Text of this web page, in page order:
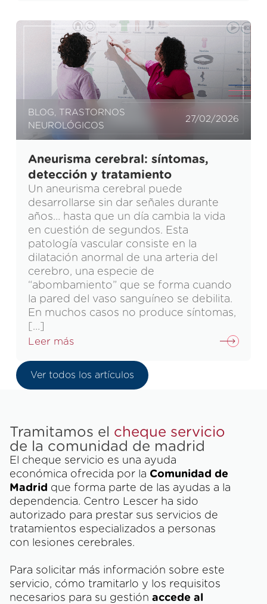
BLOG
TRASTORNOS
NEUROLÓGICOS
27/02/2026
Aneurisma cerebral: síntomas,
detección y tratamiento
Un aneurisma cerebral puede
desarrollarse sin dar señales durante
años… hasta que un día cambia la vida
en cuestión de segundos. Esta
patología vascular consiste en la
dilatación anormal de una arteria del
cerebro, una especie de
“abombamiento” que se forma cuando
la pared del vaso sanguíneo se debilita.
En muchos casos no produce síntomas,
[…]
Leer más
Ver todos los artículos
Tramitamos el cheque servicio
de la comunidad de madrid
El cheque servicio es una ayuda
económica ofrecida por la Comunidad de
Madrid que forma parte de las ayudas a la
dependencia. Centro Lescer ha sido
autorizado para prestar sus servicios de
tratamientos especializados a personas
con lesiones cerebrales.
Para solicitar más información sobre este
servicio, cómo tramitarlo y los requisitos
necesarios para su gestión accede al